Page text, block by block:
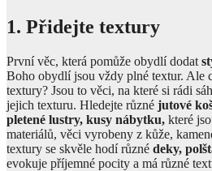
1. Přidejte textury
První věc, která pomůže obydlí dodat
Boho obydlí jsou vždy plné textur. Ale
textury? Jsou to věci, na které si rádi
jejich texturu. Hledejte různé jutové
pletené lustry, kusy nábytku, které
materiálů, věci vyrobeny z kůže,
textury se skvěle hodí různé deky,
evokuje příjemné pocity a má různé